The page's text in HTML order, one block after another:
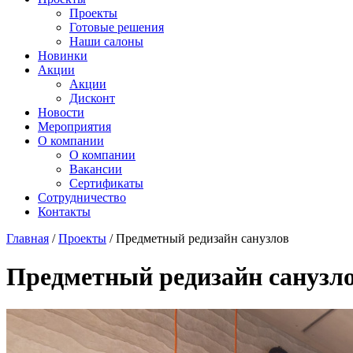
Проекты
Готовые решения
Наши салоны
Новинки
Акции
Акции
Дисконт
Новости
Мероприятия
О компании
О компании
Вакансии
Сертификаты
Сотрудничество
Контакты
Главная /Проекты /Предметный редизайн санузлов
Предметный редизайн